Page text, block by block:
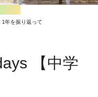
1年を振り返って
【中学